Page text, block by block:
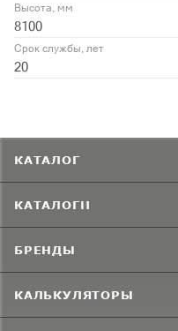
Высота, мм
8100
Срок службы, лет
20
КАТАЛОГ
КАТАЛОГИ
БРЕНДЫ
КАЛЬКУЛЯТОРЫ